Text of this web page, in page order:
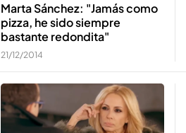
Marta Sánchez: "Jamás como
pizza, he sido siempre
bastante redondita"
21/12/2014